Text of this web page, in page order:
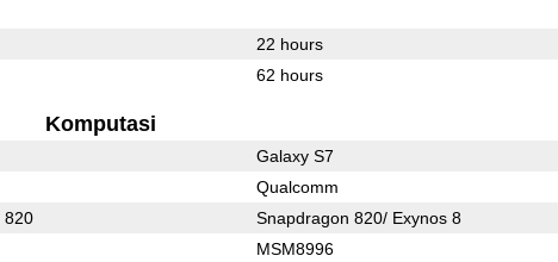
22 hours
62 hours
Komputasi
Galaxy S7
Qualcomm
820 Snapdragon 820/ Exynos 8
MSM8996